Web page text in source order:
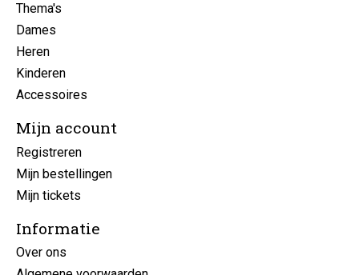
Thema's
Dames
Heren
Kinderen
Accessoires
Mijn account
Registreren
Mijn bestellingen
Mijn tickets
Informatie
Over ons